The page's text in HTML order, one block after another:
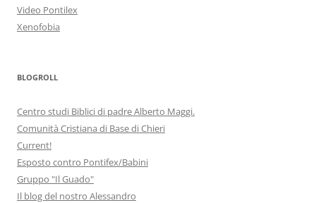
Video Pontilex
Xenofobia
BLOGROLL
Centro studi Biblici di padre Alberto Maggi.
Comunità Cristiana di Base di Chieri
Current!
Esposto contro Pontifex/Babini
Gruppo "Il Guado"
Il blog del nostro Alessandro